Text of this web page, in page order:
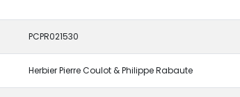
PCPR021530
Herbier Pierre Coulot & Philippe Rabaute